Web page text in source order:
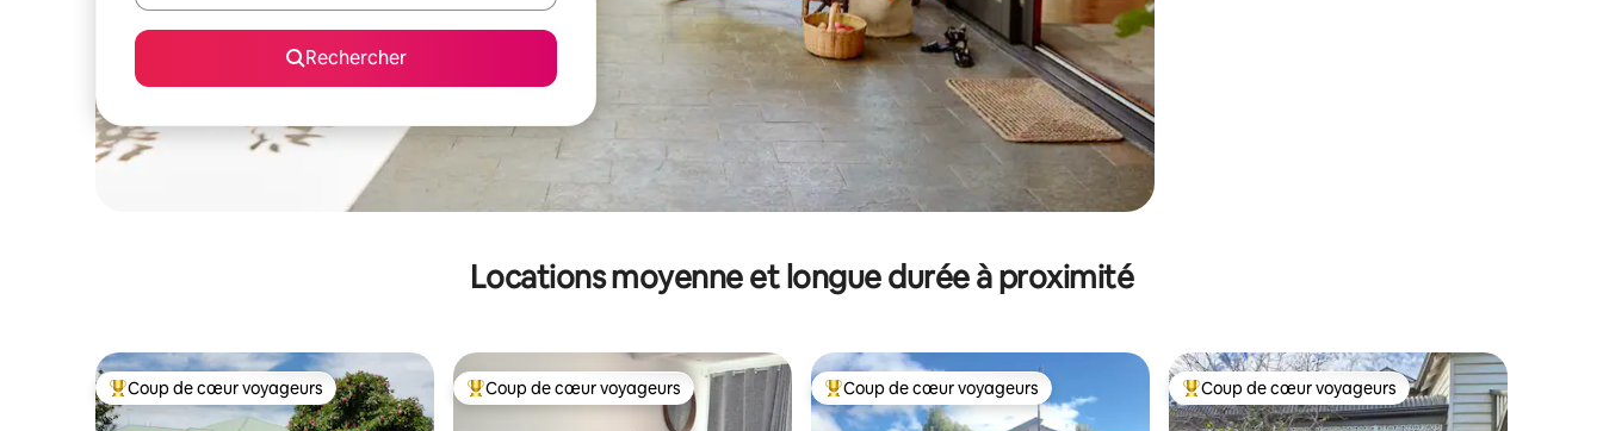
Rechercher
Locations moyenne et longue durée à proximité
Coups de cœur voyageurs les plus appréciés
Coup de cœur voyageurs Coups de cœur voyageurs les plus appréciés
Coup de cœur voyageurs Coups de cœur voyageurs les plus appréciés
Coup de cœur voyageurs Coups de cœur voyageurs les plus appréciés
Coup de cœur voyageurs